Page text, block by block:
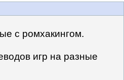
с ромхакингом.
игр на разные